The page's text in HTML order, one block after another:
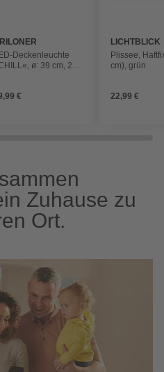
Deckenleuchte
ø: 39 cm, 24
€
LICHTBLICK
Plissee,
cm), grün
22,99 €
Zuhause zu
Ort.